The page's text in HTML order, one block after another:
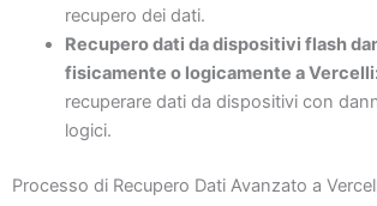
recupero dei dati.
Recupero dati da dispositivi flash
fisicamente o logicamente a
recuperare dati da dispositivi con
logici.
Processo di Recupero Dati Avanzato a